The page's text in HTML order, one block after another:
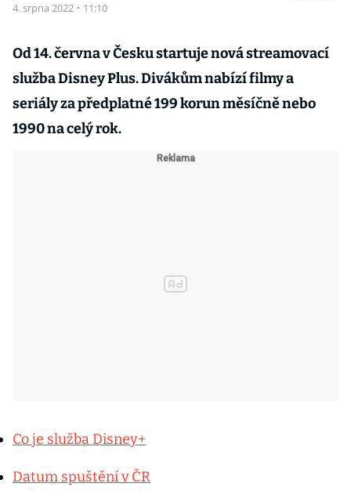
4. srpna 2022 · 11:10
Od 14. června v Česku startuje nová streamovací
služba Disney Plus. Divákům nabízí filmy a
seriály za předplatné 199 korun měsíčně nebo
1990 na celý rok.
Co je služba Disney+
Datum spuštění v ČR